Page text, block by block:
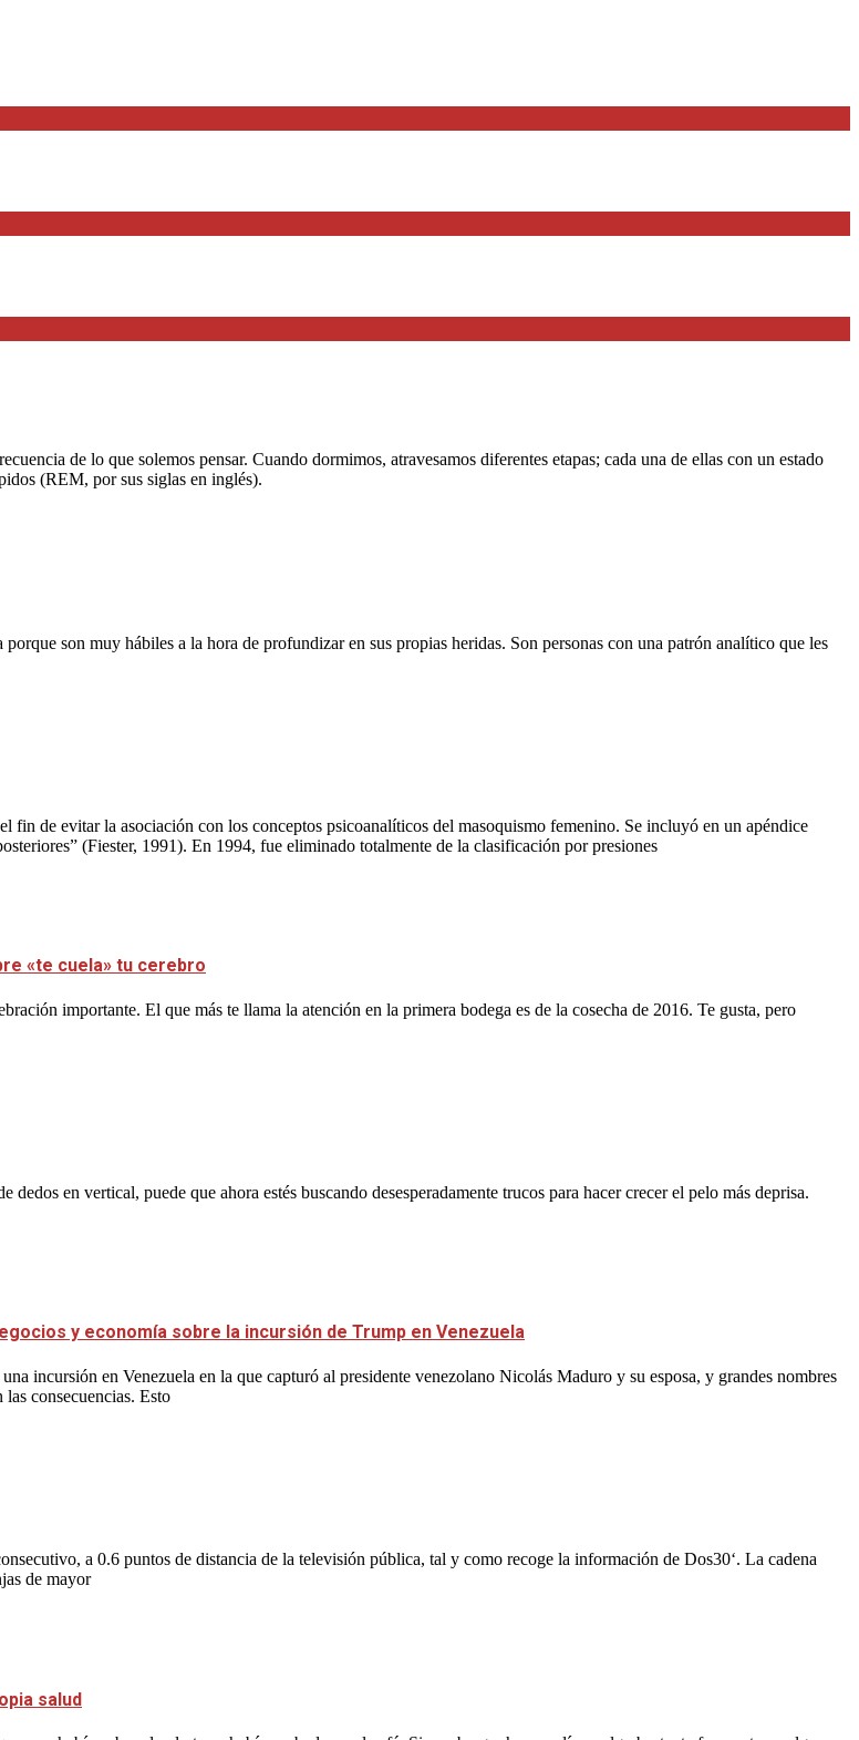
de lo que solemos pensar. Cuando dormimos, atravesamos diferentes etapas; cada una de ellas con un estado
(REM, por sus siglas en inglés).
son muy hábiles a la hora de profundizar en sus propias heridas. Son personas con una patrón analítico que les
fin de evitar la asociación con los conceptos psicoanalíticos del masoquismo femenino. Se incluyó en un apéndice
(Fiester, 1991). En 1994, fue eliminado totalmente de la clasificación por presiones
«te cuela» tu cerebro
importante. El que más te llama la atención en la primera bodega es de la cosecha de 2016. Te gusta, pero
en vertical, puede que ahora estés buscando desesperadamente trucos para hacer crecer el pelo más deprisa.
y economía sobre la incursión de Trump en Venezuela
incursión en Venezuela en la que capturó al presidente venezolano Nicolás Maduro y su esposa, y grandes nombres
consecuencias. Esto
a 0.6 puntos de distancia de la televisión pública, tal y como recoge la información de Dos30‘. La cadena
de mayor
salud